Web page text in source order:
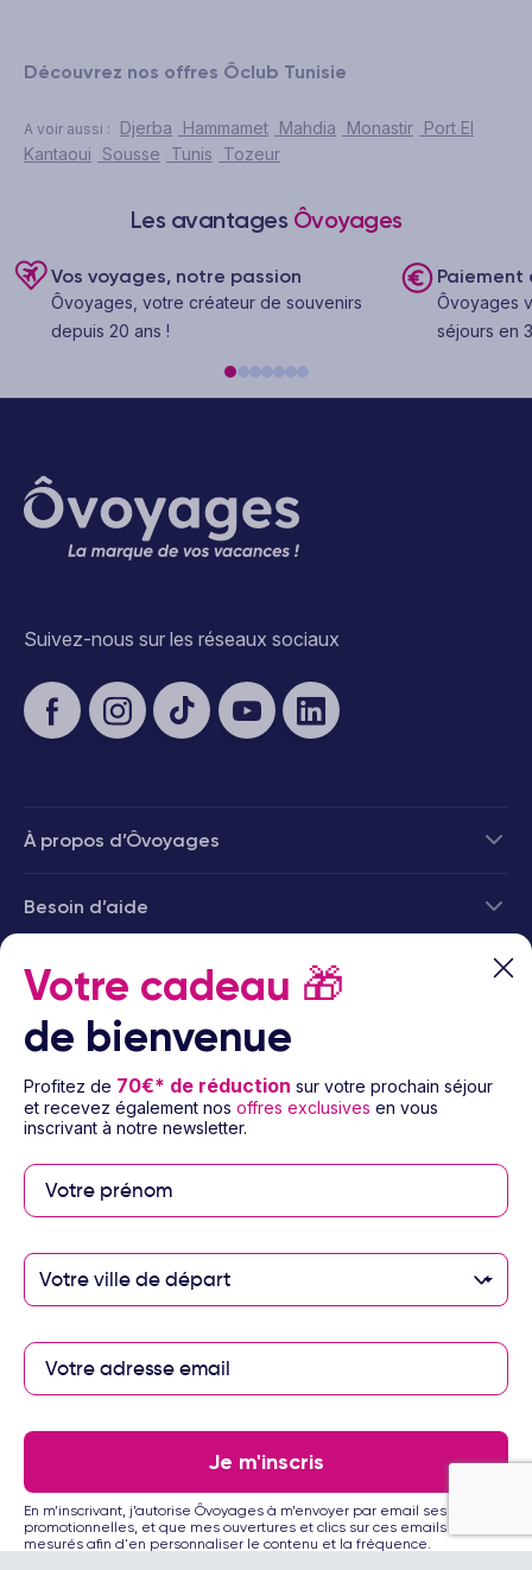
Découvrez nos offres Ôclub Tunisie
A voir aussi : Djerba Hammamet Mahdia Monastir Port El
Kantaoui Sousse Tunis Tozeur
Les avantages Ôvoyages
Vos voyages, notre passion
Ôvoyages, votre créateur de souvenirs
depuis 20 ans !
Paiement
Ôvoyages
séjours en
Suivez-nous sur les réseaux sociaux
À propos d’Ôvoyages
Besoin d’aide
Paiement sécurisé
fois par carte
Les partenaires Ôvoyages
Votre cadeau 🎁
de bienvenue
Profitez de 70€* de réduction sur votre prochain séjour
et recevez également nos offres exclusives en vous
inscrivant à notre newsletter.
Votre ville de départ
Je m'inscris
En m’inscrivant, j’autorise Ôvoyages à m’envoyer par email ses offres
promotionnelles, et que mes ouvertures et clics sur ces emails soient
mesurés afin d'en personnaliser le contenu et la fréquence.